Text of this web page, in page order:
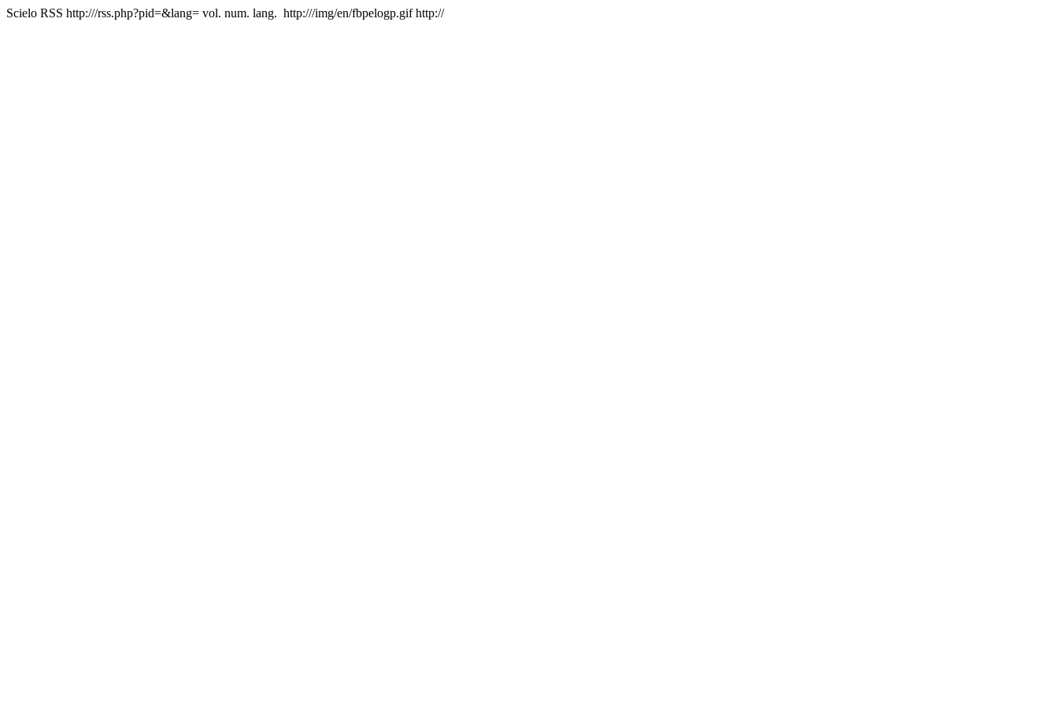
Scielo RSS http:///rss.php?pid=&lang= vol. num. lang. http:///img/en/fbpelogp.gif http://